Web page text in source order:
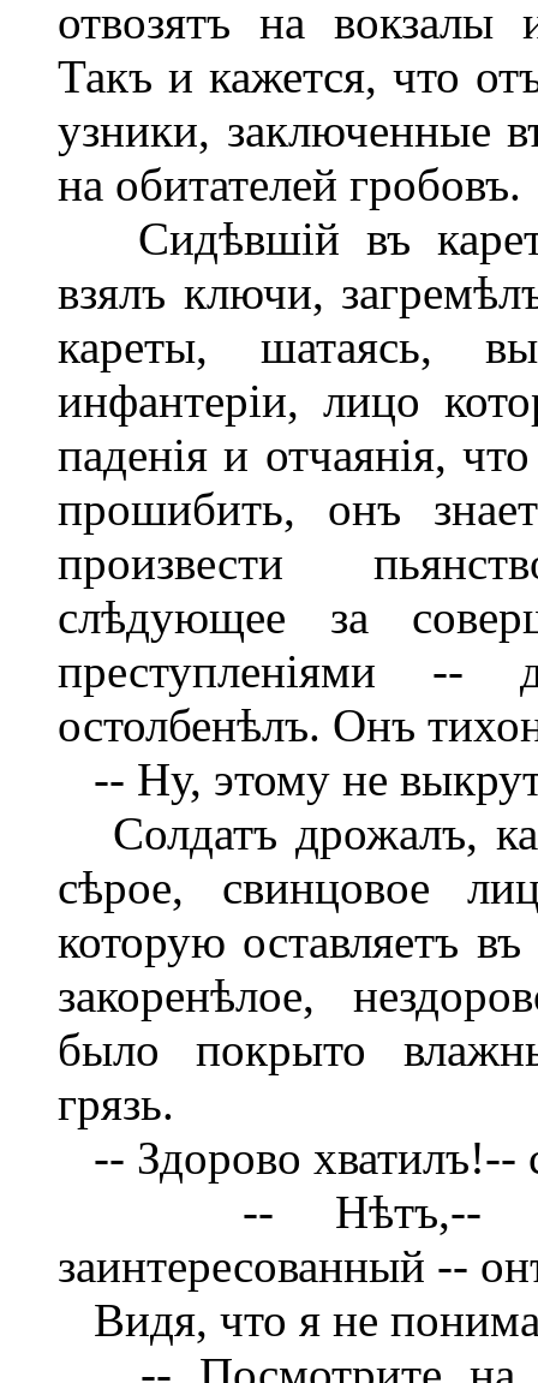
отвозятъ на
Такъ и кажется, что
узники, заключенные
на обитателей гробовъ.
Сидѣвшій въ
взялъ ключи,
кареты, шатаясь,
инфантеріи, лицо
паденія и отчаянія,
прошибить, онъ
произвести
слѣдующее за
преступленіями
остолбенѣлъ. Онъ
-- Ну, этому не
Солдатъ дрожалъ,
сѣрое, свинцовое
которую оставляетъ
закоренѣлое,
было покрыто
грязь.
-- Здорово хватилъ!--
-- Нѣтъ,--
заинтересованный --
Видя, что я не